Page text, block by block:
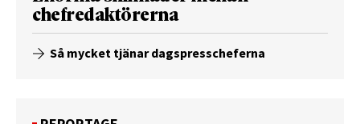
chefredaktörerna
Så mycket tjänar dagspresscheferna